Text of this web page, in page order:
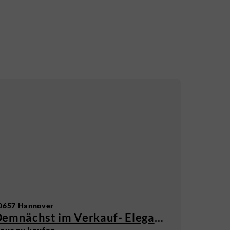
Hannover
Demnächst im Verkauf- Elegante DHH Hannover, Isernhagen-Süd